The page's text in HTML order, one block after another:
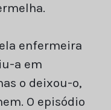
enfermeira
a em
o deixou-o,
O episódio